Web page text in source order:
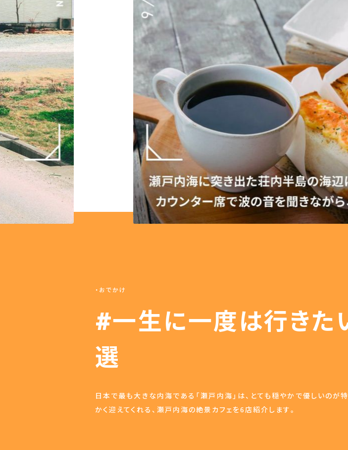
おでかけ
#一生に一度は行きた
選
日本で最も大きな内海である「瀬戸内海」は、とても穏やかで優しいのが
かく迎えてくれる、瀬戸内海の絶景カフェを6店紹介します。